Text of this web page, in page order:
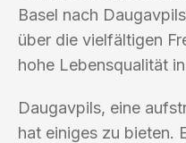
Basel nach
über die vielfältigen
hohe Lebensqualität
Daugavpils, eine
hat einiges zu bieten.